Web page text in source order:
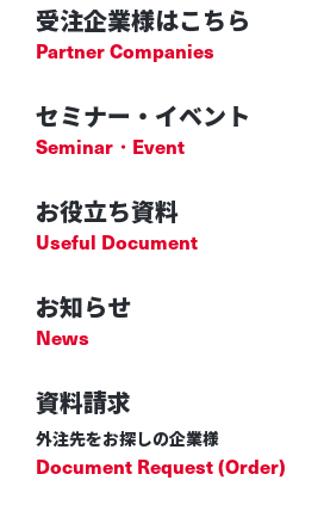
受注企業様はこちら
Partner Companies
セミナー・イベント
Seminar・Event
お知らせ
News
資料請求
外注先をお探しの企業様
Document Request (Order)
お役立ち資料
Useful Document